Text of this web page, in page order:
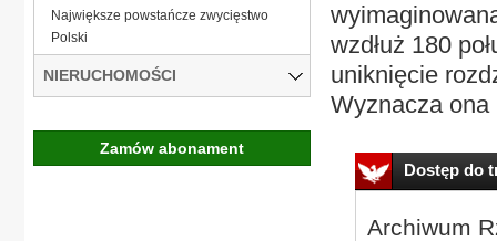
wzdłuż 180
uniknięcie
Wyznacza ona
Dostęp do
Archiwum
Największe powstańcze zwycięstwo
Polski
NIERUCHOMOŚCI
Zamów abonament